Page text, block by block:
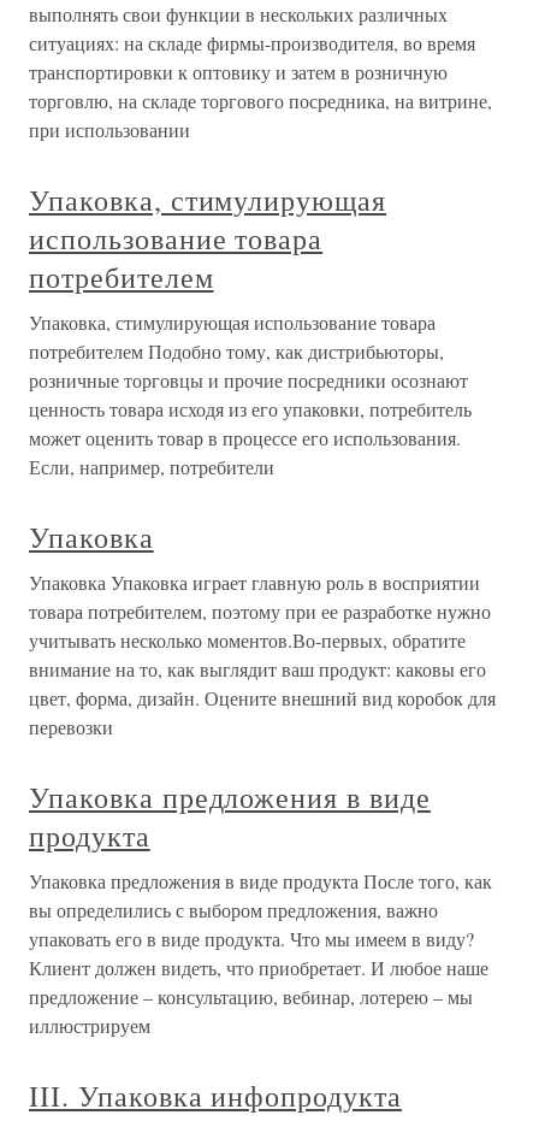
выполнять свои функции в нескольких различных
ситуациях: на складе фирмы-производителя, во время
транспортировки к оптовику и затем в розничную
торговлю, на складе торгового посредника, на витрине,
при использовании
Упаковка, стимулирующая
использование товара
потребителем
Упаковка, стимулирующая использование товара
потребителем Подобно тому, как дистрибьюторы,
розничные торговцы и прочие посредники осознают
ценность товара исходя из его упаковки, потребитель
может оценить товар в процессе его использования.
Если, например, потребители
Упаковка
Упаковка Упаковка играет главную роль в восприятии
товара потребителем, поэтому при ее разработке нужно
учитывать несколько моментов.Во-первых, обратите
внимание на то, как выглядит ваш продукт: каковы его
цвет, форма, дизайн. Оцените внешний вид коробок для
перевозки
Упаковка предложения в виде
продукта
Упаковка предложения в виде продукта После того, как
вы определились с выбором предложения, важно
упаковать его в виде продукта. Что мы имеем в виду?
Клиент должен видеть, что приобретает. И любое наше
предложение – консультацию, вебинар, лотерею – мы
иллюстрируем
III. Упаковка инфопродукта